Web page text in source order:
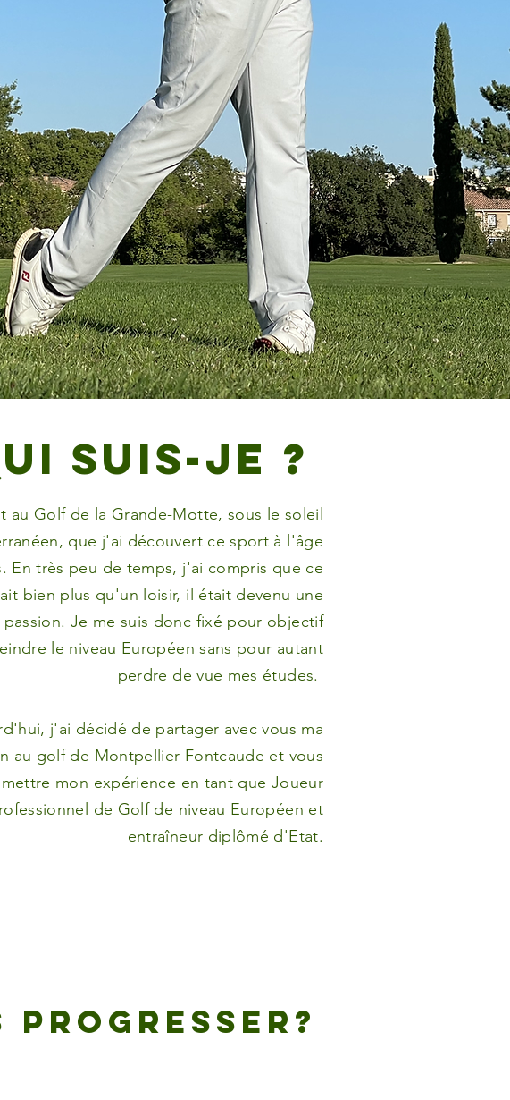
suis-je ?
au Golf de la Grande-Motte, sous le soleil
que j'ai découvert ce sport à l'âge
En très peu de temps, j'ai compris que ce
bien plus qu'un loisir, il était devenu une
Je me suis donc fixé pour objectif
le niveau Européen sans pour autant
perdre de vue mes études.
j'ai décidé de partager avec vous ma
au golf de Montpellier Fontcaude et vous
mon expérience en tant que Joueur
de Golf de niveau Européen et
entraîneur diplômé d'Etat.
progresser?